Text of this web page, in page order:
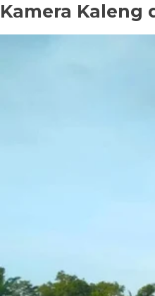
Kamera Kaleng